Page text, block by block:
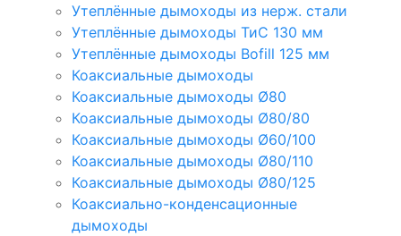
Утеплённые дымоходы из нерж. стали
Утеплённые дымоходы ТиС 130 мм
Утеплённые дымоходы Bofill 125 мм
Коаксиальные дымоходы
Коаксиальные дымоходы Ø80
Коаксиальные дымоходы Ø80/80
Коаксиальные дымоходы Ø60/100
Коаксиальные дымоходы Ø80/110
Коаксиальные дымоходы Ø80/125
Коаксиально-конденсационные
дымоходы